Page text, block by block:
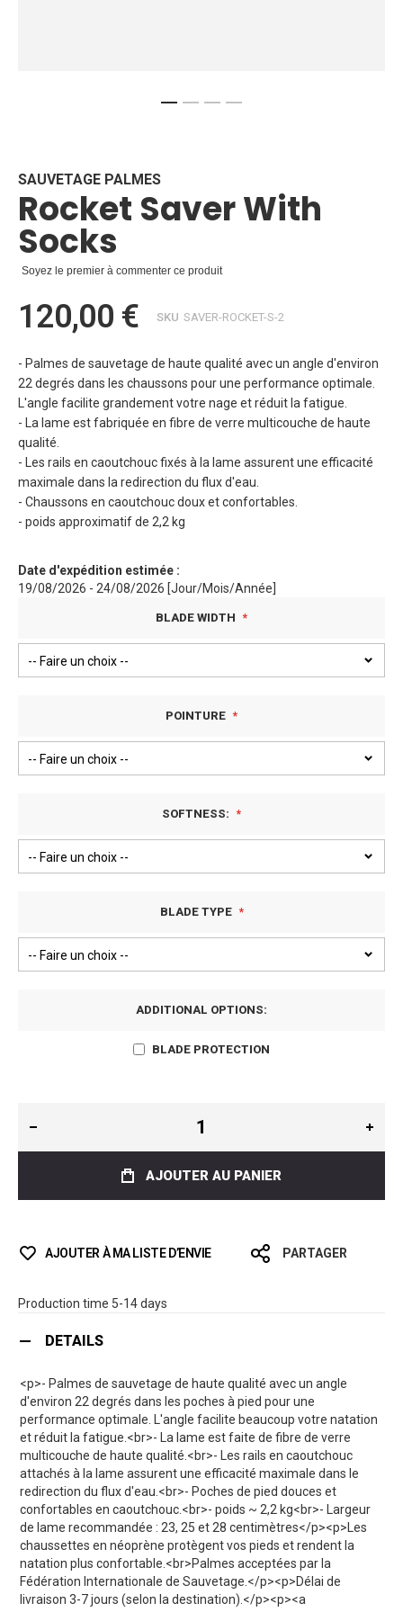
beginning
of
the
images
gallery
SAUVETAGE PALMES
Rocket Saver With
Socks
Soyez le premier à commenter ce produit
120,00 € SKU SAVER-ROCKET-S-2
- Palmes de sauvetage de haute qualité avec un angle d'environ
22 degrés dans les chaussons pour une performance optimale.
L'angle facilite grandement votre nage et réduit la fatigue.
- La lame est fabriquée en fibre de verre multicouche de haute
qualité.
- Les rails en caoutchouc fixés à la lame assurent une efficacité
maximale dans la redirection du flux d'eau.
- Chaussons en caoutchouc doux et confortables.
- poids approximatif de 2,2 kg
Date d'expédition estimée :
19/08/2026 - 24/08/2026 [Jour/Mois/Année]
BLADE WIDTH
POINTURE
SOFTNESS:
BLADE TYPE
ADDITIONAL OPTIONS:
BLADE PROTECTION
AJOUTER AU PANIER
AJOUTER À MA LISTE D’ENVIE PARTAGER
Production time 5-14 days
DETAILS
<p>- Palmes de sauvetage de haute qualité avec un angle
d'environ 22 degrés dans les poches à pied pour une
performance optimale. L'angle facilite beaucoup votre natation
et réduit la fatigue.<br>- La lame est faite de fibre de verre
multicouche de haute qualité.<br>- Les rails en caoutchouc
attachés à la lame assurent une efficacité maximale dans le
redirection du flux d'eau.<br>- Poches de pied douces et
confortables en caoutchouc.<br>- poids ~ 2,2 kg<br>- Largeur
de lame recommandée : 23, 25 et 28 centimètres</p><p>Les
chaussettes en néoprène protègent vos pieds et rendent la
natation plus confortable.<br>Palmes acceptées par la
Fédération Internationale de Sauvetage.</p><p>Délai de
livraison 3-7 jours (selon la destination).</p><p><a